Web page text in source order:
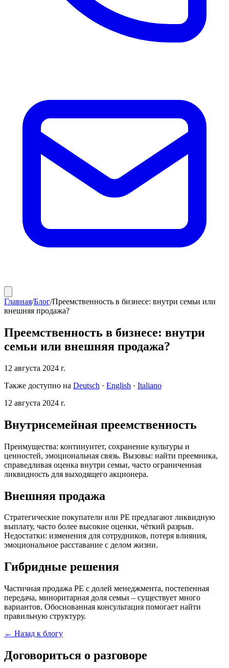
Главная/Блог/Преемственность в бизнесе: внутри семьи или
внешняя продажа?
Преемственность в бизнесе: внутри
семьи или внешняя продажа?
12 августа 2024 г.
Также доступно на Deutsch · English · Italiano
12 августа 2024 г.
Внутрисемейная преемственность
Преимущества: континуитет, сохранение культуры и
ценностей, эмоциональная связь. Вызовы: найти преемника,
справедливая оценка внутри семьи, часто ограниченная
ликвидность для выходящего акционера.
Внешняя продажа
Стратегические покупатели или PE предлагают ликвидную
выплату, часто более высокие оценки, чёткий разрыв.
Недостатки: изменения для сотрудников, потеря влияния,
эмоциональное расставание с делом жизни.
Гибридные решения
Частичная продажа PE с долей менеджмента, постепенная
передача, миноритарная доля семьи – существует много
вариантов. Обоснованная консультация помогает найти
правильную структуру.
← Назад к блогу
Договориться о разговоре